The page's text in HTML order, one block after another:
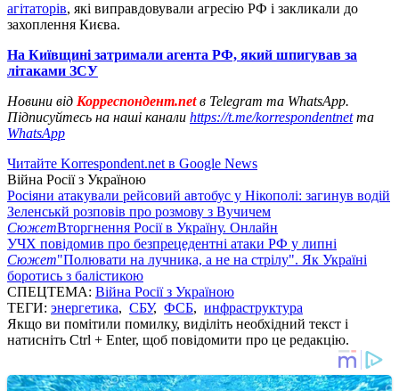
агітаторів, які виправдовували агресію РФ і закликали до
захоплення Києва.
На Київщині затримали агента РФ, який шпигував за
літаками ЗСУ
Новини від Корреспондент.netв Telegram та WhatsApp.
Підписуйтесь на наші канали https://t.me/korrespondentnetта
WhatsApp
Читайте Korrespondent.net в Google News
Війна Росії з Україною
Росіяни атакували рейсовий автобус у Нікополі: загинув водій
Зеленськй розповів про розмову з Вучичем
СюжетВторгнення Росії в Україну. Онлайн
УЧХ повідомив про безпрецедентні атаки РФ у липні
Сюжет"Полювати на лучника, а не на стрілу". Як Україні
боротись з балістикою
СПЕЦТЕМА: Війна Росії з Україною
ТЕГИ: энергетика, СБУ, ФСБ, инфраструктура
Якщо ви помітили помилку, виділіть необхідний текст і
натисніть Ctrl + Enter, щоб повідомити про це редакцію.